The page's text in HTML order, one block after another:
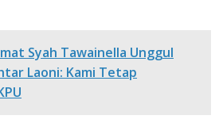
Syah Tawainella Unggul
Laoni: Kami Tetap